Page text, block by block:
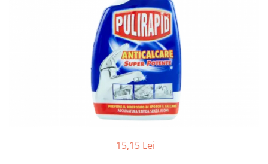
Echipamente de curăţenie
Folie aluminiu,folie alimentara
15,15 Lei